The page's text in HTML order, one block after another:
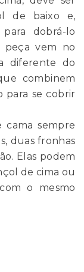
de baixo e,
dobrá-lo
peça vem no
diferente do
combinem
para se cobrir
cama sempre
duas fronhas
Elas podem
de cima ou
o mesmo